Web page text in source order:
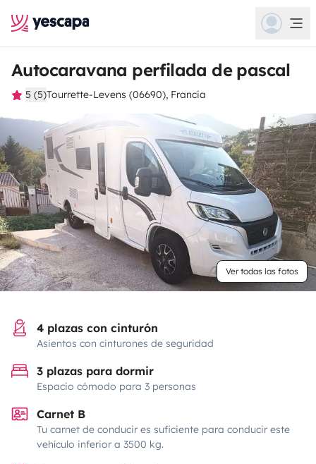
Autocaravana perfilada de pascal
5 (5)Tourrette-Levens (06690), Francia
Ver todas las fotos
4 plazas con cinturón
Asientos con cinturones de seguridad
3 plazas para dormir
Espacio cómodo para 3 personas
Carnet B
Tu carnet de conducir es suficiente para conducir este
vehículo inferior a 3500 kg.